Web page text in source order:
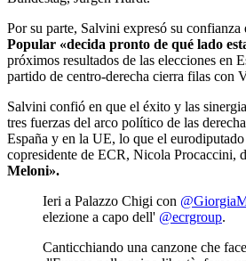
Por su parte, Salvini expresó su confianza
Popular «decida pronto de qué lado
próximos resultados de las elecciones en
partido de centro-derecha cierra filas con
Salvini confió en que el éxito y las
tres fuerzas del arco político de las
España y en la UE, lo que el
copresidente de ECR, Nicola Procaccini,
Meloni».
Ieri a Palazzo Chigi con
elezione a capo dell' @ecrgroup.
Canticchiando una canzone che